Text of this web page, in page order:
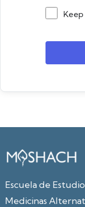
Keep
Escuela de
Medicinas